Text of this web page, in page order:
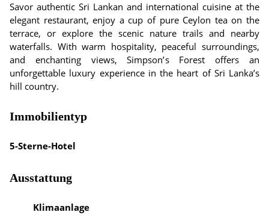
Savor authentic Sri Lankan and international cuisine at the
elegant restaurant, enjoy a cup of pure Ceylon tea on the
terrace, or explore the scenic nature trails and nearby
waterfalls. With warm hospitality, peaceful surroundings,
and enchanting views, Simpson’s Forest offers an
unforgettable luxury experience in the heart of Sri Lanka’s
hill country.
Immobilientyp
5-Sterne-Hotel
Ausstattung
Klimaanlage